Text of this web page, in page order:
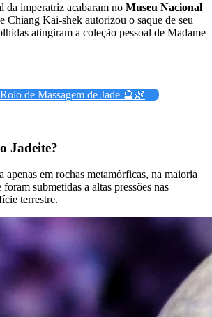
da imperatriz acabaram no Museu Nacional
Chiang Kai-shek autorizou o saque de seu
atingiram a coleção pessoal de Madame
de Massagem de Jade 🔮🌿
Jadeite?
apenas em rochas metamórficas, na maioria
foram submetidas a altas pressões nas
terrestre.